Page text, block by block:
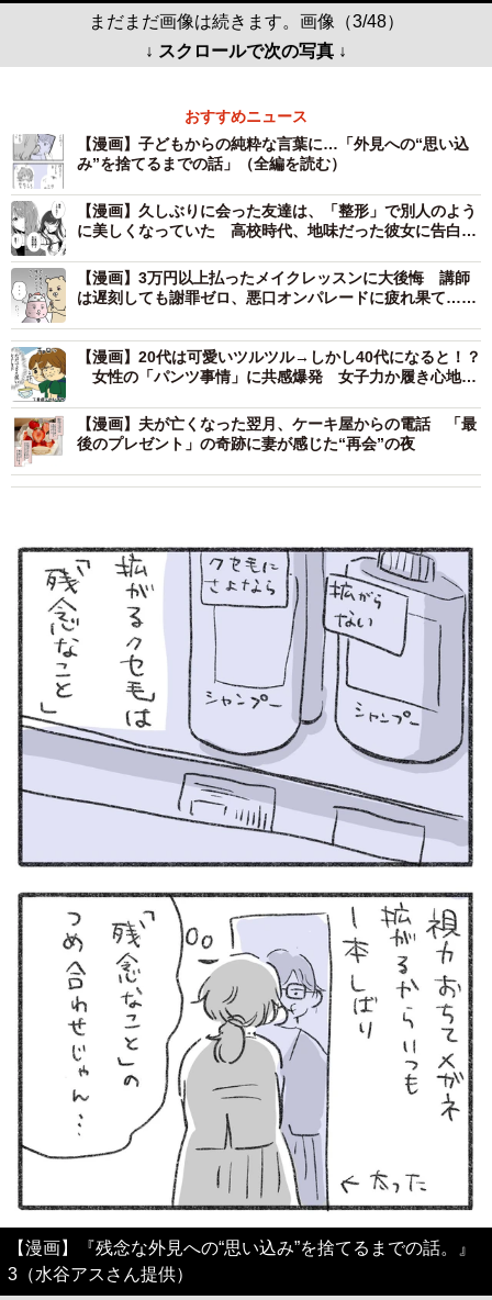
まだまだ画像は続きます。画像（3/48）
↓ スクロールで次の写真 ↓
おすすめニュース
【漫画】子どもからの純粋な言葉に…「外見への“思い込
み”を捨てるまでの話」（全編を読む）
【漫画】久しぶりに会った友達は、「整形」で別人のよう
に美しくなっていた 高校時代、地味だった彼女に告白さ
【漫画】3万円以上払ったメイクレッスンに大後悔 講師
は遅刻しても謝罪ゼロ、悪口オンパレードに疲れ果て…帰
【漫画】20代は可愛いツルツル→しかし40代になると！？
女性の「パンツ事情」に共感爆発 女子力か履き心地
【漫画】夫が亡くなった翌月、ケーキ屋からの電話 「最
後のプレゼント」の奇跡に妻が感じた“再会”の夜
【漫画】『残念な外見への“思い込み”を捨てるまでの話。』
3（水谷アスさん提供）